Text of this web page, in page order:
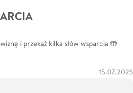
i przekaż kilka słów wsparcia 🤲
15.07.2025